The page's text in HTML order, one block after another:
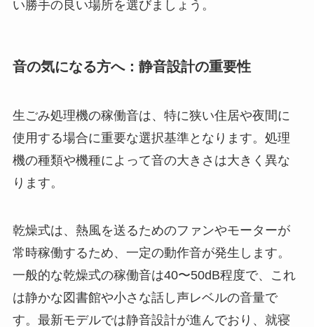
い勝手の良い場所を選びましょう。
音の気になる方へ：静音設計の重要性
生ごみ処理機の稼働音は、特に狭い住居や夜間に
使用する場合に重要な選択基準となります。処理
機の種類や機種によって音の大きさは大きく異な
ります。
乾燥式は、熱風を送るためのファンやモーターが
常時稼働するため、一定の動作音が発生します。
一般的な乾燥式の稼働音は40〜50dB程度で、これ
は静かな図書館や小さな話し声レベルの音量で
す。最新モデルでは静音設計が進んでおり、就寝